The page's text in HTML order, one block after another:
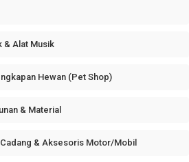
& Alat Musik
Hewan (Pet Shop)
& Material
& Aksesoris Motor/Mobil